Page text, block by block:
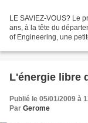
LE SAVIEZ-VOUS? Le
ans, à la tête du
of Engineering, une
L'énergie libre
Publié le 05/01/2009 à
Par Gerome